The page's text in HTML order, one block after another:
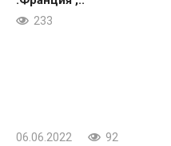
233
06.06.2022 92